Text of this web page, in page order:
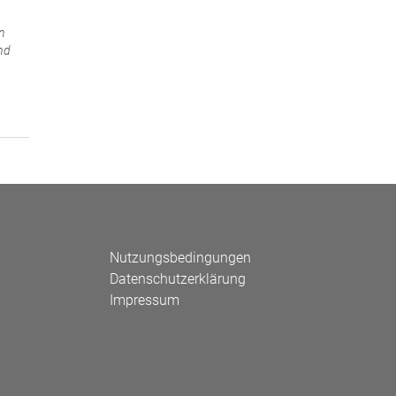
Nutzungsbedingungen
Datenschutzerklärung
Impressum